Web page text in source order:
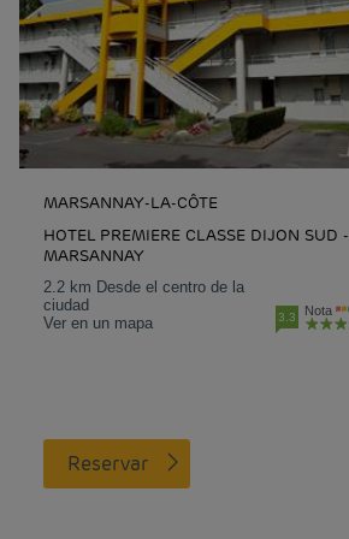
MARSANNAY-LA-CÔTE
HOTEL PREMIERE CLASSE DIJON SUD -
MARSANNAY
2.2 km Desde el centro de la
ciudad
Ver en un mapa
3.3 Nota
Reservar